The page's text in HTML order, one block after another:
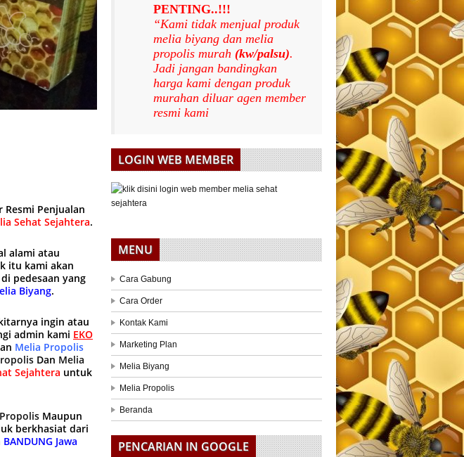
Resmi Penjualan
Sehat Sejahtera.
alami atau
itu kami akan
pedesaan yang
Biyang.
ingin atau
admin kami EKO
Melia Propolis
Dan Melia
Sejahtera untuk
Maupun
berkhasiat dari
BANDUNG Jawa
PENTING..!!!
“Kami tidak menjual produk
melia biyang dan melia
propolis murah (kw/palsu).
Jadi jangan bandingkan
harga kami dengan produk
murahan diluar agen member
resmi kami
LOGIN WEB MEMBER
MENU
Cara Gabung
Cara Order
Kontak Kami
Marketing Plan
Melia Biyang
Melia Propolis
Beranda
PENCARIAN IN GOOGLE